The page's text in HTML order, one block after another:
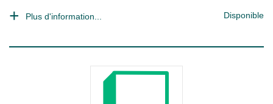
Plus d'information... Disponible